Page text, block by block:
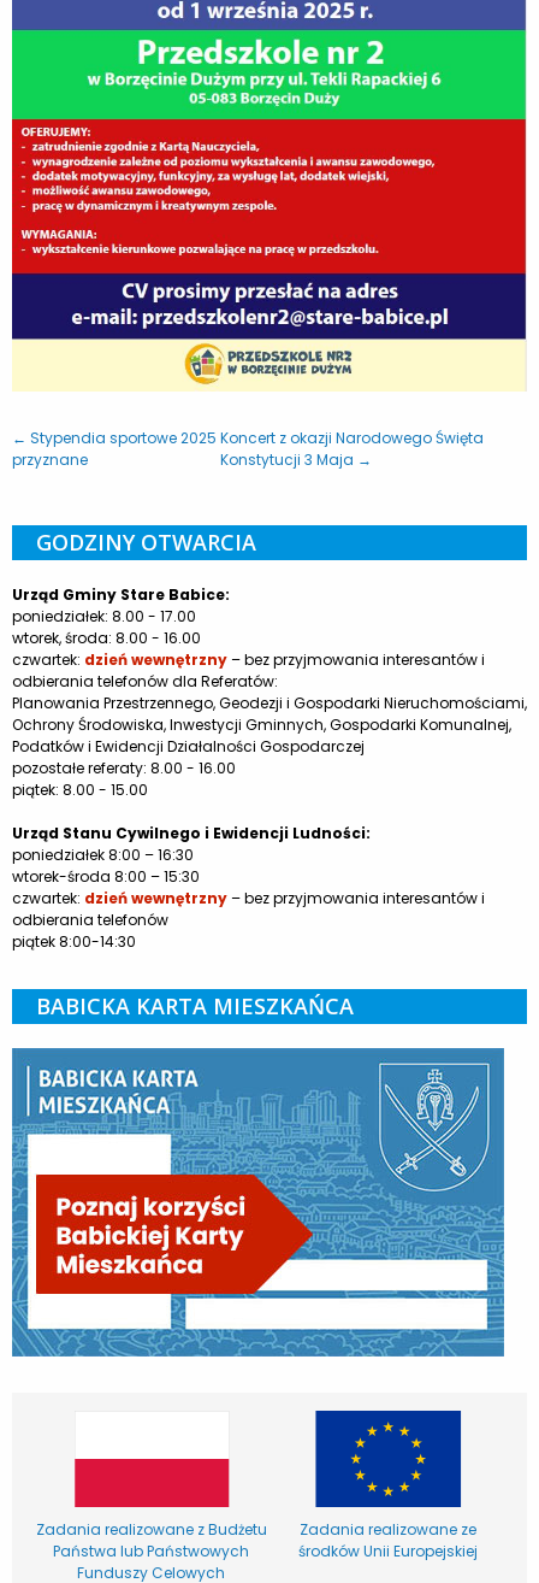
← Stypendia sportowe 2025
przyznane
Koncert z okazji Narodowego Święta
Konstytucji 3 Maja →
GODZINY OTWARCIA
Urząd Gminy Stare Babice:
poniedziałek: 8.00 - 17.00
wtorek, środa: 8.00 - 16.00
czwartek: dzień wewnętrzny– bez przyjmowania interesantów i
odbierania telefonów dla Referatów:
Planowania Przestrzennego, Geodezji i Gospodarki Nieruchomościami,
Ochrony Środowiska, Inwestycji Gminnych, Gospodarki Komunalnej,
Podatków i Ewidencji Działalności Gospodarczej
pozostałe referaty: 8.00 - 16.00
piątek: 8.00 - 15.00
Urząd Stanu Cywilnego i Ewidencji Ludności:
poniedziałek 8:00 – 16:30
wtorek-środa 8:00 – 15:30
czwartek: dzień wewnętrzny– bez przyjmowania interesantów i
odbierania telefonów
piątek 8:00-14:30
BABICKA KARTA MIESZKAŃCA
Zadania realizowane z Budżetu
Państwa lub Państwowych
Funduszy Celowych
Zadania realizowane ze
środków Unii Europejskiej